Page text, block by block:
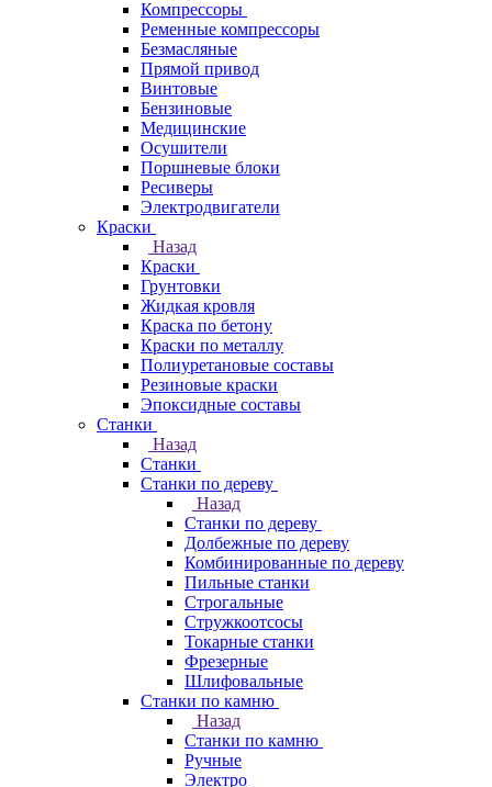
Компрессоры
Ременные компрессоры
Безмасляные
Прямой привод
Винтовые
Бензиновые
Медицинские
Осушители
Поршневые блоки
Ресиверы
Электродвигатели
Краски
Назад
Краски
Грунтовки
Жидкая кровля
Краска по бетону
Краски по металлу
Полиуретановые составы
Резиновые краски
Эпоксидные составы
Станки
Назад
Станки
Станки по дереву
Назад
Станки по дереву
Долбежные по дереву
Комбинированные по дереву
Пильные станки
Строгальные
Стружкоотсосы
Токарные станки
Фрезерные
Шлифовальные
Станки по камню
Назад
Станки по камню
Ручные
Электро